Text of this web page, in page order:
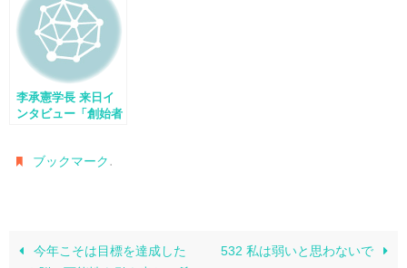
李承憲学長 来日イ
ンタビュー「創始者
ブックマーク.
今年こそは目標を達成した
532 私は弱いと思わないで